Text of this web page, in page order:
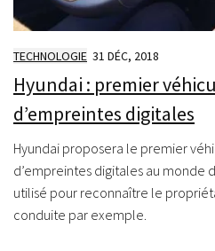
TECHNOLOGIE 31 DÉC, 2018
Hyundai : premier
d’empreintes digitales
Hyundai proposera le premier
d’empreintes digitales au monde
utilisé pour reconnaître le
conduite par exemple.